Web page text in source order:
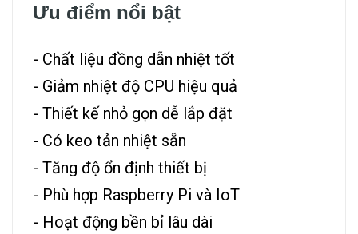
Ưu điểm nổi bật
- Chất liệu đồng dẫn nhiệt tốt
- Giảm nhiệt độ CPU hiệu quả
- Thiết kế nhỏ gọn dễ lắp đặt
- Có keo tản nhiệt sẵn
- Tăng độ ổn định thiết bị
- Phù hợp Raspberry Pi và IoT
- Hoạt động bền bỉ lâu dài